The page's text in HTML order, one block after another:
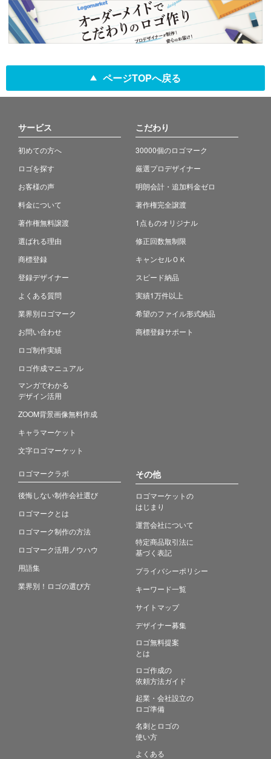
ページTOPへ戻る
サービス
初めての方へ
ロゴを探す
お客様の声
料金について
著作権無料譲渡
選ばれる理由
商標登録
登録デザイナー
よくある質問
業界別ロゴマーク
お問い合わせ
ロゴ制作実績
ロゴ作成マニュアル
マンガでわかる
デザイン活用
ZOOM背景画像無料作成
キャラマーケット
文字ロゴマーケット
こだわり
30000個のロゴマーク
厳選プロデザイナー
明朗会計・追加料金ゼロ
著作権完全譲渡
1点ものオリジナル
修正回数無制限
キャンセルＯＫ
スピード納品
実績1万件以上
希望のファイル形式納品
商標登録サポート
ロゴマークラボ
後悔しない制作会社選び
ロゴマークとは
ロゴマーク制作の方法
ロゴマーク活用ノウハウ
用語集
業界別！ロゴの選び方
その他
ロゴマーケットの
はじまり
運営会社について
特定商品取引法に
基づく表記
プライバシーポリシー
キーワード一覧
サイトマップ
デザイナー募集
ロゴ無料提案
とは
ロゴ作成の
依頼方法ガイド
起業・会社設立の
ロゴ準備
名刺とロゴの
使い方
よくある